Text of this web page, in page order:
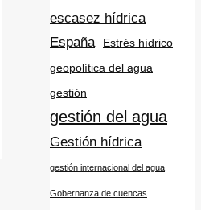
escasez hídrica
España
Estrés hídrico
geopolítica del agua
gestión
gestión del agua
Gestión hídrica
gestión internacional del agua
Gobernanza de cuencas